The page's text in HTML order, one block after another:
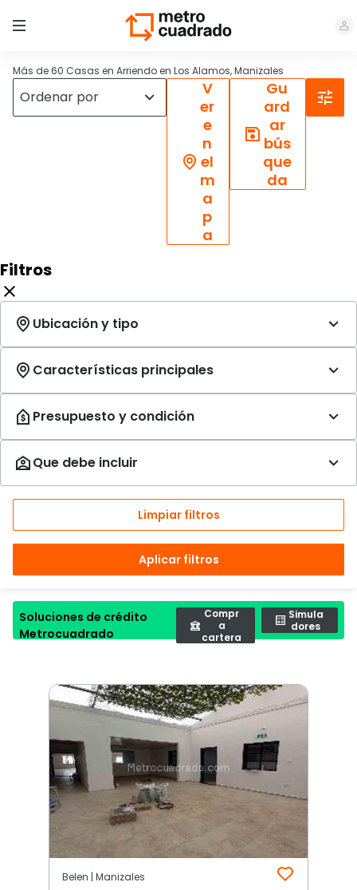
Más de 60 Casas en Arriendo en Los Alamos, Manizales
V
er
e
n
el
m
a
p
a
Gu
ard
ar
bús
que
da
Filtros
Limpiar filtros
Aplicar filtros
Soluciones de crédito
Metrocuadrado
Compr
a
cartera
Simula
dores
Belen | Manizales